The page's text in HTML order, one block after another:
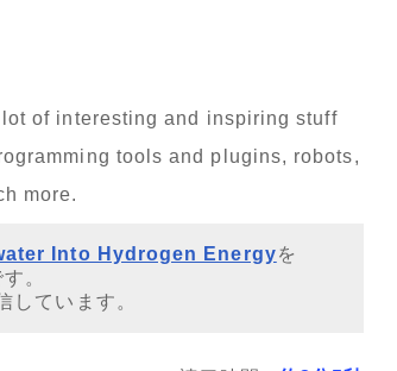
of interesting and inspiring stuff
tools and plugins, robots,
more.
Into Hydrogen Energyを
。
しています。